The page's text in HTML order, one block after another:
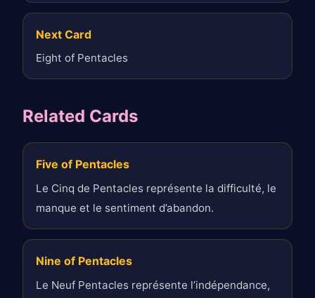
Next Card
Eight of Pentacles
Related Cards
Five of Pentacles
Le Cinq de Pentacles représente la difficulté, le
manque et le sentiment d’abandon.
Nine of Pentacles
Le Neuf Pentacles représente l’indépendance,